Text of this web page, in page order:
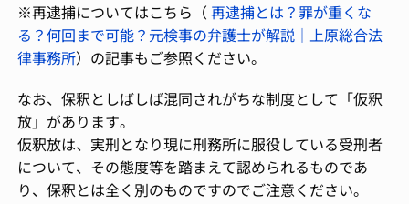
※再逮捕についてはこちら（再逮捕とは？罪が重くな
る？何回まで可能？元検事の弁護士が解説｜上原総合法
律事務所）の記事もご参照ください。
なお、保釈としばしば混同されがちな制度として「仮釈
放」があります。
仮釈放は、実刑となり現に刑務所に服役している受刑者
について、その態度等を踏まえて認められるものであ
り、保釈とは全く別のものですのでご注意ください。